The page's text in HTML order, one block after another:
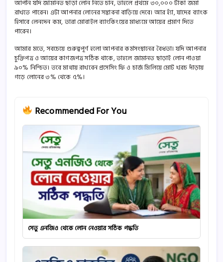
আপনি যদি জামানত ছাড়া লোন নিতে চান, তাহলে প্রথমে ৩০,০০০ টাকা জমা
রাখতে পারেন। এটা আপনার লোনের সম্ভাবনা বাড়িয়ে দেবে। আর হ্যাঁ, যাদের ব্যাংক
হিসাবে লেনদেন কম, তারা মোবাইল ব্যাংকিংয়ের মাধ্যমে আয়ের প্রমাণ দিতে
পারেন।
আমার মতে, সবচেয়ে গুরুত্বপূর্ণ হলো আপনার কর্মসংস্থানের বৈধতা। যদি আপনার
চুক্তিপত্র ও আয়ের কাগজপত্র সঠিক থাকে, তাহলে জামানত ছাড়াই লোন পাওয়া
৯০% নিশ্চিত। তবে মাথায় রাখবেন প্রসেসিং ফি ও চার্জ মিলিয়ে মোট খরচ দাঁড়ায়
গড়ে লোনের ৩% থেকে ৫%।
Recommended For You
সেতু এনজিও থেকে লোন নেওয়ার সঠিক পদ্ধতি